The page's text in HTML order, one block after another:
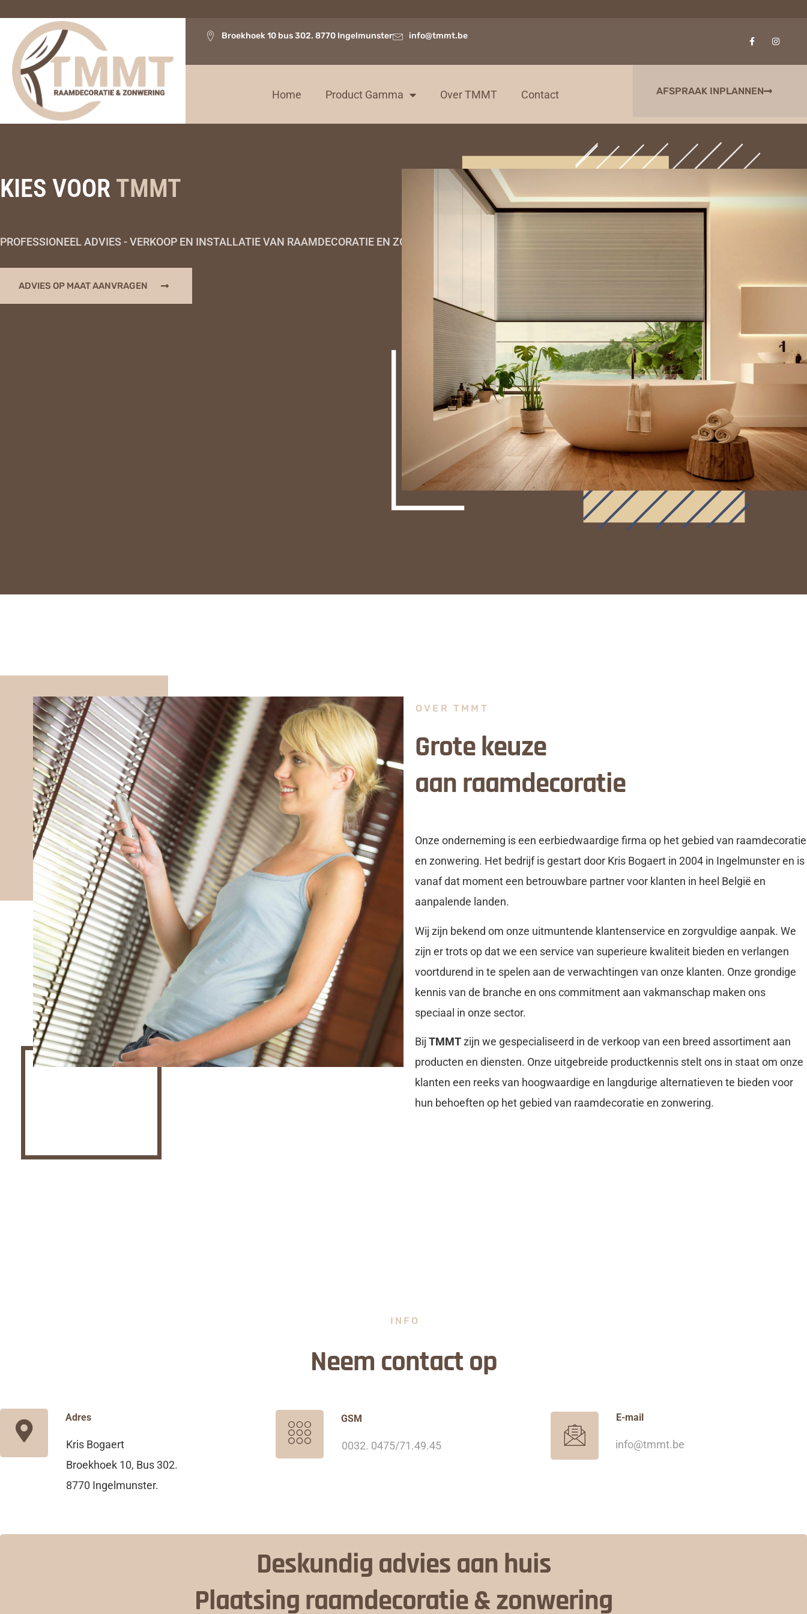
Broekhoek 10 bus 302. 8770 Ingelmunster info@tmmt.be
Home Product Gamma Over TMMT Contact AFSPRAAK INPLANNEN
KIES VOOR TMMT
PROFESSIONEEL ADVIES - VERKOOP EN INSTALLATIE VAN RAAMDECORATIE EN ZONWERING
ADVIES OP MAAT AANVRAGEN
OVER TMMT
Grote keuze
aan raamdecoratie
Onze onderneming is een eerbiedwaardige firma op het gebied van raamdecoratie
en zonwering. Het bedrijf is gestart door Kris Bogaert in 2004 in Ingelmunster en is
vanaf dat moment een betrouwbare partner voor klanten in heel België en
aanpalende landen.
Wij zijn bekend om onze uitmuntende klantenservice en zorgvuldige aanpak. We
zijn er trots op dat we een service van superieure kwaliteit bieden en verlangen
voortdurend in te spelen aan de verwachtingen van onze klanten. Onze grondige
kennis van de branche en ons commitment aan vakmanschap maken ons
speciaal in onze sector.
Bij TMMTzijn we gespecialiseerd in de verkoop van een breed assortiment aan
producten en diensten. Onze uitgebreide productkennis stelt ons in staat om onze
klanten een reeks van hoogwaardige en langdurige alternatieven te bieden voor
hun behoeften op het gebied van raamdecoratie en zonwering.
INFO
Neem contact op
Adres
Kris Bogaert
Broekhoek 10, Bus 302.
8770 Ingelmunster.
GSM
0032. 0475/71.49.45
E-mail
info@tmmt.be
Deskundig advies aan huis
Plaatsing raamdecoratie & zonwering